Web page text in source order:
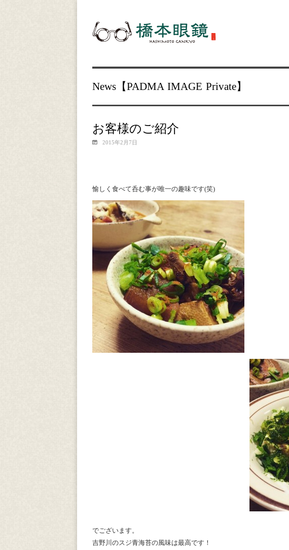
News【PADMA IMAGE Private】
お客様のご紹介
2015年2月7日
愉しく食べて呑む事が唯一の趣味です(笑)
でございます。
吉野川のスジ青海苔の風味は最高です！